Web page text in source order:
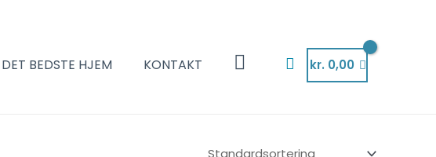
BEDSTE HJEM KONTAKT Søgkr. 0,00